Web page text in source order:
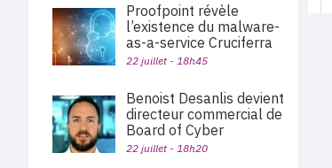
Proofpoint révèle
l’existence du malware-
as-a-service Cruciferra
22 juillet - 18h45
Benoist Desanlis devient
directeur commercial de
Board of Cyber
22 juillet - 18h20